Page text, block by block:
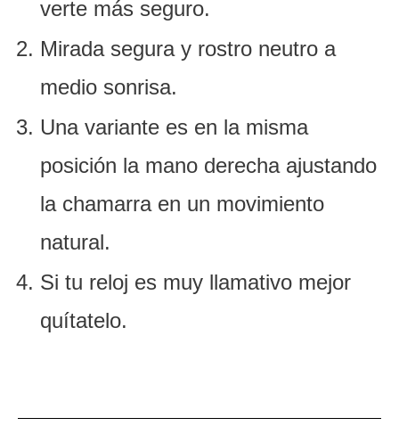
verte más seguro.
Mirada segura y rostro neutro a
medio sonrisa.
Una variante es en la misma
posición la mano derecha ajustando
la chamarra en un movimiento
natural.
Si tu reloj es muy llamativo mejor
quítatelo.